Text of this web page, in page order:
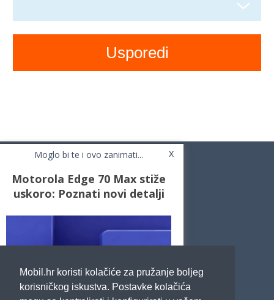
Mobil.hr koristi kolačiće za pružanje boljeg
korisničkog iskustva. Postavke kolačića
Moglo bi te i ovo zanimati... x
Motorola Edge 70 Max stiže
uskoro: Poznati novi detalji
Usporedi mobitele
Impressum
Marketing
Pravne odredbe